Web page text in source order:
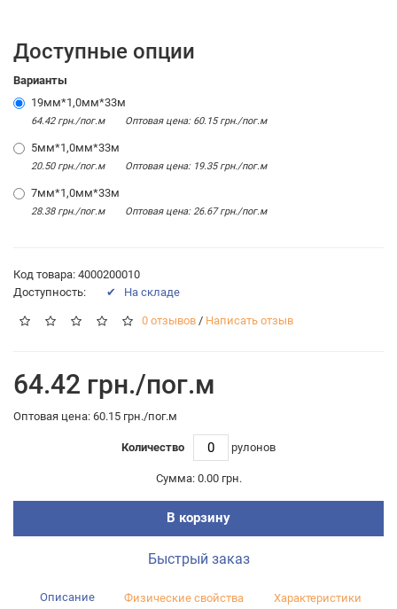
Доступные опции
Варианты
19мм*1,0мм*33м
64.42 грн./пог.м Оптовая цена: 60.15 грн./пог.м
5мм*1,0мм*33м
20.50 грн./пог.м Оптовая цена: 19.35 грн./пог.м
7мм*1,0мм*33м
28.38 грн./пог.м Оптовая цена: 26.67 грн./пог.м
Код товара: 4000200010
Доступность:
✔ На складе
0 отзывов / Написать отзыв
64.42 грн./пог.м
Оптовая цена: 60.15 грн./пог.м
Количество рулонов
Сумма: 0.00 грн.
В корзину
Быстрый заказ
Описание Физические свойства Характеристики